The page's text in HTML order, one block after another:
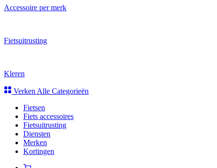
Accessoire per merk
Fietsuitrusting
Kleren
Verken Alle Categorieën
Fietsen
Fiets accessoires
Fietsuitrusting
Diensten
Merken
Kortingen